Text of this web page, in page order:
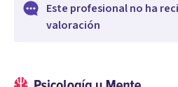
Este profesional no ha
valoración